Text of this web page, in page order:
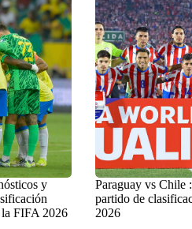
y
FIFA 2026
Paraguay vs Chile
partido de
2026